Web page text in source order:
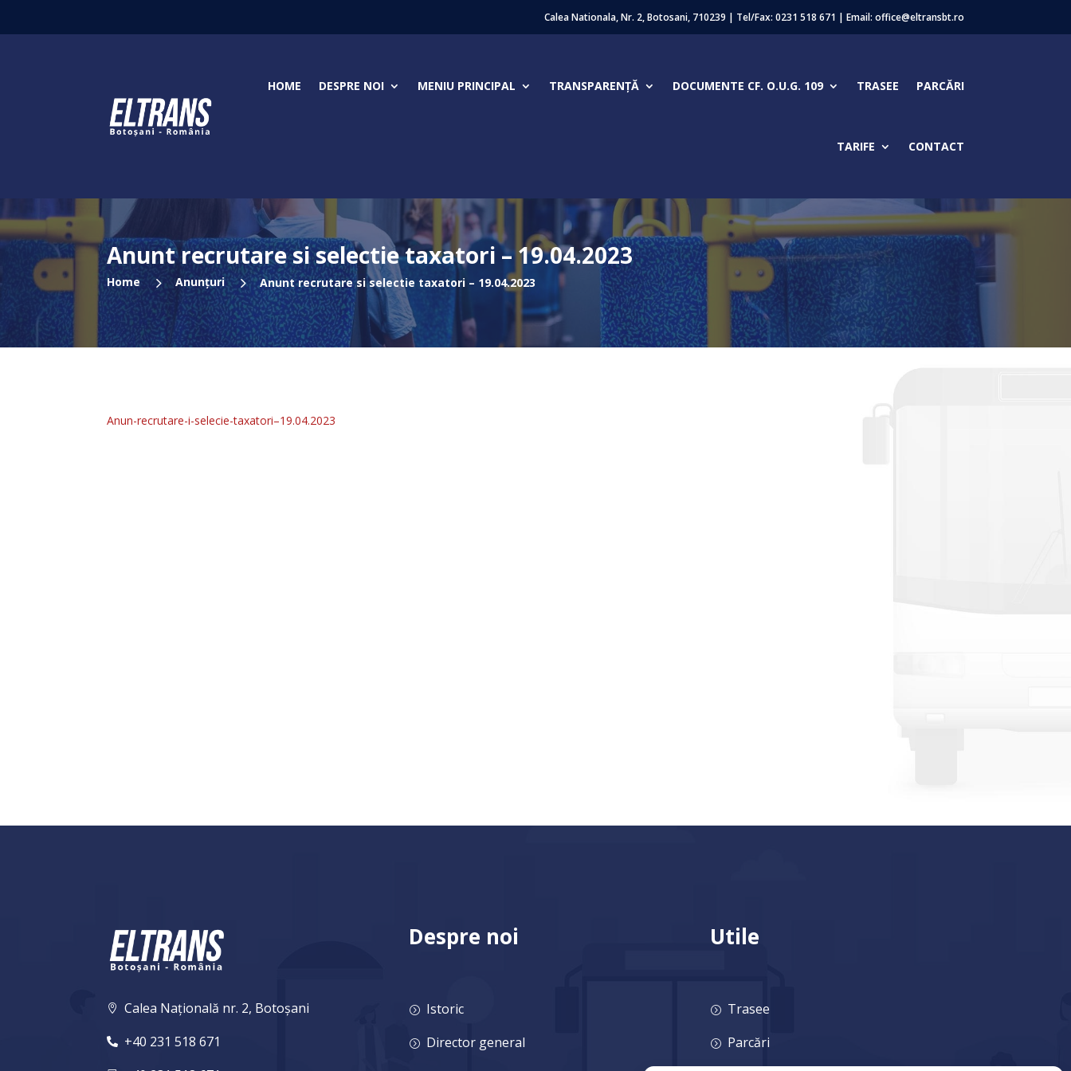
Calea Nationala, Nr. 2, Botosani, 710239 | Tel/Fax: 0231 518 671 | Email: office@eltransbt.ro
HOME DESPRE NOI MENIU PRINCIPAL TRANSPARENȚĂ DOCUMENTE CF. O.U.G. 109 TRASEE PARCĂRI
TARIFE CONTACT
Anunt recrutare si selectie taxatori – 19.04.2023
Home 5 Anunțuri 5 Anunt recrutare si selectie taxatori – 19.04.2023
Anun-recrutare-i-selecie-taxatori–19.04.2023
 Calea Națională nr. 2, Botoșani
 +40 231 518 671
Despre noi
= Istoric
= Director general
Utile
= Trasee
= Parcări